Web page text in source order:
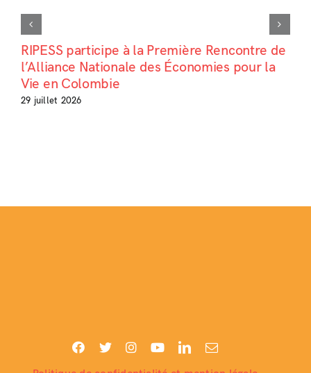
RIPESS participe à la Première Rencontre de
l’Alliance Nationale des Économies pour la
Vie en Colombie
29 juillet 2026